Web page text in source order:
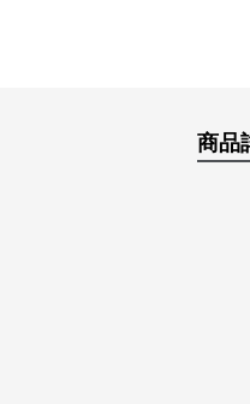
商品